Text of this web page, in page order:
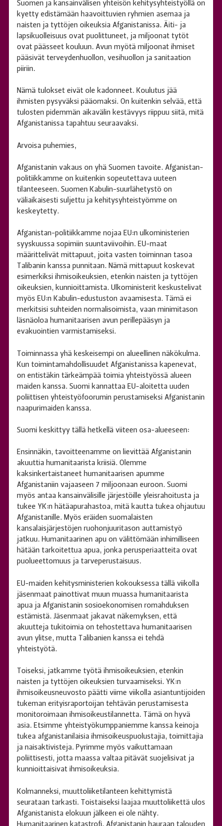
Suomen ja kansainvälisen yhteisön kehitysyhteistyöllä on
kyetty edistämään haavoittuvien ryhmien asemaa ja
naisten ja tyttöjen oikeuksia Afganistanissa. Äiti- ja
lapsikuolleisuus ovat puolittuneet, ja miljoonat tytöt
ovat päässeet kouluun. Avun myötä miljoonat ihmiset
pääsivät terveydenhuollon, vesihuollon ja sanitaation
piiriin.
Nämä tulokset eivät ole kadonneet. Koulutus jää
ihmisten pysyväksi pääomaksi. On kuitenkin selvää, että
tulosten pidemmän aikavälin kestävyys riippuu siitä, mitä
Afganistanissa tapahtuu seuraavaksi.
Arvoisa puhemies,
Afganistanin vakaus on yhä Suomen tavoite. Afganistan-
politiikkamme on kuitenkin sopeutettava uuteen
tilanteeseen. Suomen Kabulin-suurlähetystö on
väliaikaisesti suljettu ja kehitysyhteistyömme on
keskeytetty.
Afganistan-politiikkamme nojaa EU:n ulkoministerien
syyskuussa sopimiin suuntaviivoihin. EU-maat
määrittelivät mittapuut, joita vasten toiminnan tasoa
Talibanin kanssa punnitaan. Nämä mittapuut koskevat
esimerkiksi ihmisoikeuksien, etenkin naisten ja tyttöjen
oikeuksien, kunnioittamista. Ulkoministerit keskustelivat
myös EU:n Kabulin-edustuston avaamisesta. Tämä ei
merkitsisi suhteiden normalisoimista, vaan minimitason
läsnäoloa humanitaarisen avun perillepääsyn ja
evakuointien varmistamiseksi.
Toiminnassa yhä keskeisempi on alueellinen näkökulma.
Kun toimintamahdollisuudet Afganistanissa kapenevat,
on entistäkin tärkeämpää toimia yhteistyössä alueen
maiden kanssa. Suomi kannattaa EU-aloitetta uuden
poliittisen yhteistyöfoorumin perustamiseksi Afganistanin
naapurimaiden kanssa.
Suomi keskittyy tällä hetkellä viiteen osa-alueeseen:
Ensinnäkin, tavoitteenamme on lievittää Afganistanin
akuuttia humanitaarista kriisiä. Olemme
kaksinkertaistaneet humanitaarisen apumme
Afganistaniin vajaaseen 7 miljoonaan euroon. Suomi
myös antaa kansainvälisille järjestöille yleisrahoitusta ja
tukee YK:n hätäapurahastoa, mitä kautta tukea ohjautuu
Afganistanille. Myös eräiden suomalaisten
kansalaisjärjestöjen ruohonjuuritason auttamistyö
jatkuu. Humanitaarinen apu on välittömään inhimilliseen
hätään tarkoitettua apua, jonka perusperiaatteita ovat
puolueettomuus ja tarveperustaisuus.
EU-maiden kehitysministerien kokouksessa tällä viikolla
jäsenmaat painottivat muun muassa humanitaarista
apua ja Afganistanin sosioekonomisen romahduksen
estämistä. Jäsenmaat jakavat näkemyksen, että
akuutteja tukitoimia on tehostettava humanitaarisen
avun ylitse, mutta Talibanien kanssa ei tehdä
yhteistyötä.
Toiseksi, jatkamme työtä ihmisoikeuksien, etenkin
naisten ja tyttöjen oikeuksien turvaamiseksi. YK:n
ihmisoikeusneuvosto päätti viime viikolla asiantuntijoiden
tukeman erityisraportoijan tehtävän perustamisesta
monitoroimaan ihmisoikeustilannetta. Tämä on hyvä
asia. Etsimme yhteistyökumppaniemme kanssa keinoja
tukea afganistanilaisia ihmisoikeuspuolustajia, toimittajia
ja naisaktivisteja. Pyrimme myös vaikuttamaan
poliittisesti, jotta maassa valtaa pitävät suojelisivat ja
kunnioittaisivat ihmisoikeuksia.
Kolmanneksi, muuttoliiketilanteen kehittymistä
seurataan tarkasti. Toistaiseksi laajaa muuttoliikettä ulos
Afganistanista elokuun jälkeen ei ole nähty.
Humanitaarinen katastrofi, Afganistanin hauraan talouden